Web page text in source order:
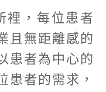
裡，每位患者
且無距離感的
患者為中心的
患者的需求，